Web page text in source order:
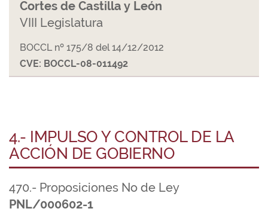
Cortes de Castilla y León
VIII Legislatura
BOCCL nº 175/8 del 14/12/2012
CVE: BOCCL-08-011492
4.- IMPULSO Y CONTROL DE LA
ACCIÓN DE GOBIERNO
470.- Proposiciones No de Ley
PNL/000602-1